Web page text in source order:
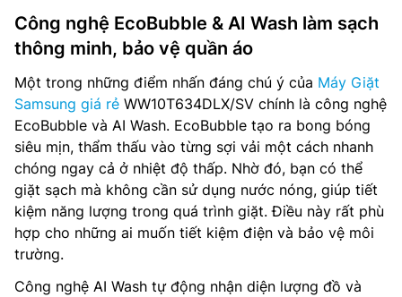
Công nghệ EcoBubble & AI Wash làm sạch
thông minh, bảo vệ quần áo
Một trong những điểm nhấn đáng chú ý của Máy Giặt
Samsung giá rẻ WW10T634DLX/SV chính là công nghệ
EcoBubble và AI Wash. EcoBubble tạo ra bong bóng
siêu mịn, thẩm thấu vào từng sợi vải một cách nhanh
chóng ngay cả ở nhiệt độ thấp. Nhờ đó, bạn có thể
giặt sạch mà không cần sử dụng nước nóng, giúp tiết
kiệm năng lượng trong quá trình giặt. Điều này rất phù
hợp cho những ai muốn tiết kiệm điện và bảo vệ môi
trường.
Công nghệ AI Wash tự động nhận diện lượng đồ và